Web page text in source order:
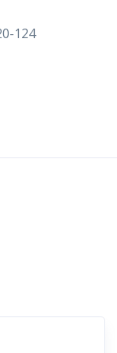
124